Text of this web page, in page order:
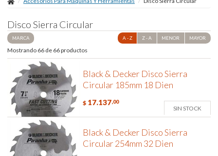
Disco Sierra Circular
MARCA A - Z Z - A MENOR MAYOR
Mostrando 66 de 66 productos
Black & Decker Disco Sierra
Circular 185mm 18 Dien
$ 17.137,00
SIN STOCK
Black & Decker Disco Sierra
Circular 254mm 32 Dien